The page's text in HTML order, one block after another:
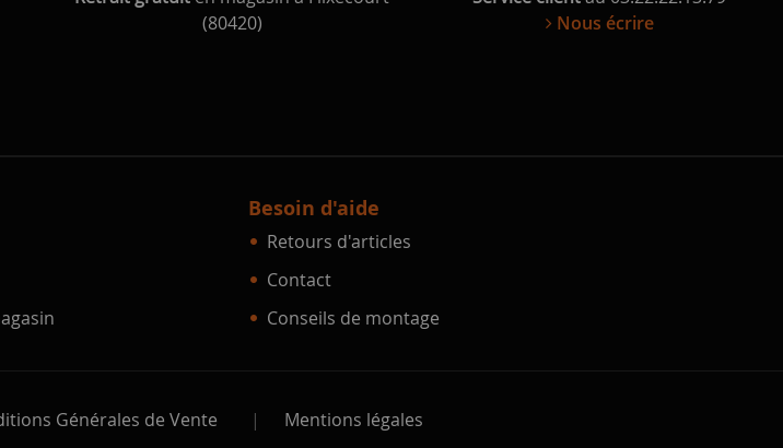
(80420)
Nous écrire
Besoin d'aide
Retours d'articles
Contact
Conseils de montage
Générales de Vente | Mentions légales